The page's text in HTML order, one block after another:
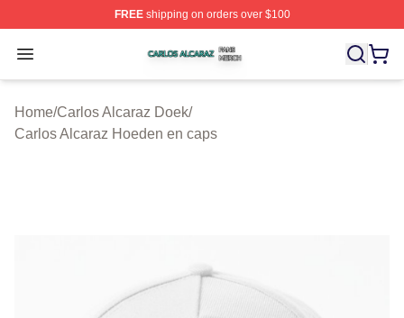
FREEshipping on orders over $100
Open menu
Carlos Alcaraz Shop ⚡️ Officially Licensed Carlos
Home/Carlos Alcaraz Doek/
Carlos Alcaraz Hoeden en caps